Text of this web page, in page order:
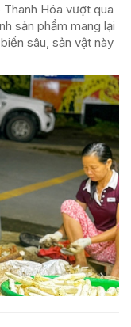
Hóa vượt qua
sản phẩm mang lại
sâu, sản vật này